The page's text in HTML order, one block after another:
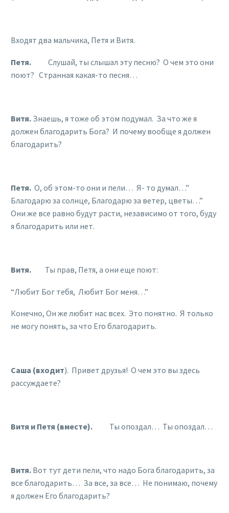
Входят два мальчика, Петя и Витя.
Петя. Слушай, ты слышал эту песню? О чем это они
поют? Странная какая-то песня…
Витя. Знаешь, я тоже об этом подумал. За что же я
должен благодарить Бога? И почему вообще я должен
благодарить?
Петя. О, об этом-то они и пели… Я- то думал…”
Благодарю за солнце, Благодарю за ветер, цветы…”
Они же все равно будут расти, независимо от того, буду
я благодарить или нет.
Витя. Ты прав, Петя, а они еще поют:
“Любит Бог тебя, Любит Бог меня…”
Конечно, Он же любит нас всех. Это понятно. Я только
не могу понять, за что Его благодарить.
Саша (входит). Привет друзья! О чем это вы здесь
рассуждаете?
Витя и Петя (вместе). Ты опоздал… Ты опоздал…
Витя. Вот тут дети пели, что надо Бога благодарить, за
все благодарить… За все, за все… Не понимаю, почему
я должен Его благодарить?